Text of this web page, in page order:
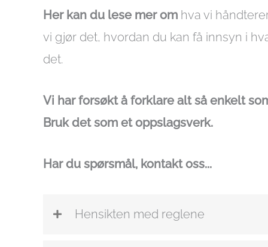
Her kan du lese mer om hva vi
vi gjør det, hvordan du kan få innsyn i
det.
Vi har forsøkt å forklare alt så enkelt
Bruk det som et oppslagsverk.
Har du spørsmål, kontakt oss...
Hensikten med reglene